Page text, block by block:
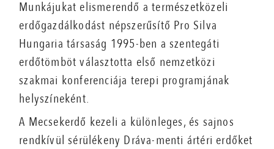
Munkájukat elismerendő a természetközeli
erdőgazdálkodást népszerűsítő Pro Silva
Hungaria társaság 1995-ben a szentegáti
erdőtömböt választotta első nemzetközi
szakmai konferenciája terepi programjának
helyszíneként.
A Mecsekerdő kezeli a különleges, és sajnos
rendkívül sérülékeny Dráva-menti ártéri erdőket